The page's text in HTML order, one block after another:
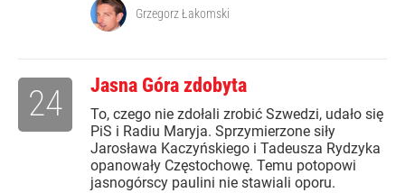
Grzegorz Łakomski
Jasna Góra zdobyta
To, czego nie zdołali zrobić Szwedzi, udało się
PiS i Radiu Maryja. Sprzymierzone siły
Jarosława Kaczyńskiego i Tadeusza Rydzyka
opanowały Częstochowę. Temu potopowi
jasnogórscy paulini nie stawiali oporu.
24